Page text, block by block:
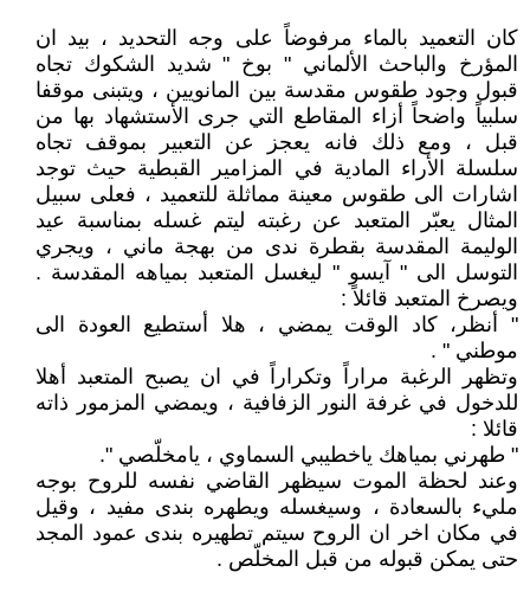
كان التعميد بالماء مرفوضاً على وجه التحديد ، بيد ان
المؤرخ والباحث الألماني " بوخ " شديد الشكوك تجاه
قبول وجود طقوس مقدسة بين المانويين ، ويتبنى موقفا
سلبياً واضحاً أزاء المقاطع التي جرى الأستشهاد بها من
قبل ، ومع ذلك فانه يعجز عن التعبير بموقف تجاه
سلسلة الأراء المادية في المزامير القبطية حيث توجد
اشارات الى طقوس معينة مماثلة للتعميد ، فعلى سبيل
المثال يعبّر المتعبد عن رغبته ليتم غسله بمناسبة عيد
الوليمة المقدسة بقطرة ندى من بهجة ماني ، ويجري
التوسل الى " آيسو " ليغسل المتعبد بمياهه المقدسة .
ويصرخ المتعبد قائلاً :
" أنظر، كاد الوقت يمضي ، هلا أستطيع العودة الى
موطني " .
وتظهر الرغبة مراراً وتكراراً في ان يصبح المتعبد أهلا
للدخول في غرفة النور الزفافية ، ويمضي المزمور ذاته
قائلا :
" طهرني بمياهك ياخطيبي السماوي ، يامخلّصي ".
وعند لحظة الموت سيظهر القاضي نفسه للروح بوجه
مليء بالسعادة ، وسيغسله ويطهره بندى مفيد ، وقيل
في مكان اخر ان الروح سيتم تطهيره بندى عمود المجد
حتى يمكن قبوله من قبل المخلّص .